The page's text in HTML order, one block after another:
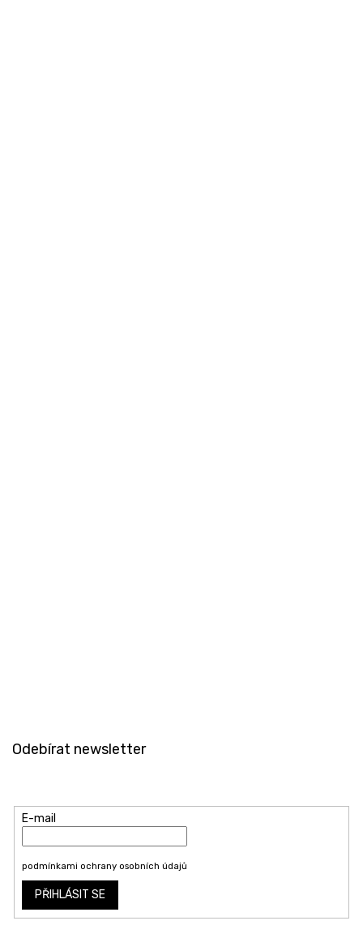
Odebírat newsletter
E-mail
podmínkami ochrany osobních údajů
PŘIHLÁSIT SE